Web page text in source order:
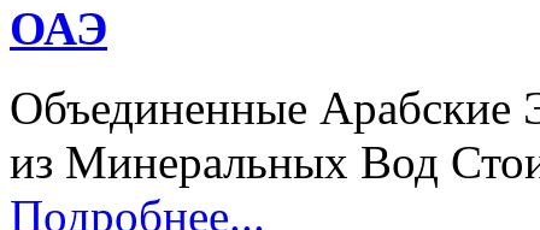
ОАЭ
Объединенные Арабские
из Минеральных Вод
Подробнее...